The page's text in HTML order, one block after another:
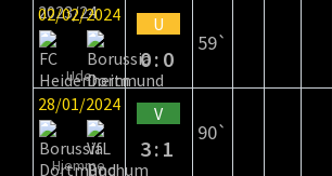
02/02/2024
Ude
U
0:0
59`
28/01/2024
Hjemme
V
3:1
90`